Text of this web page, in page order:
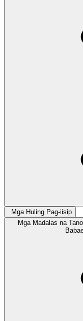
Mga Huling Pag-iisip
Mga Madalas na